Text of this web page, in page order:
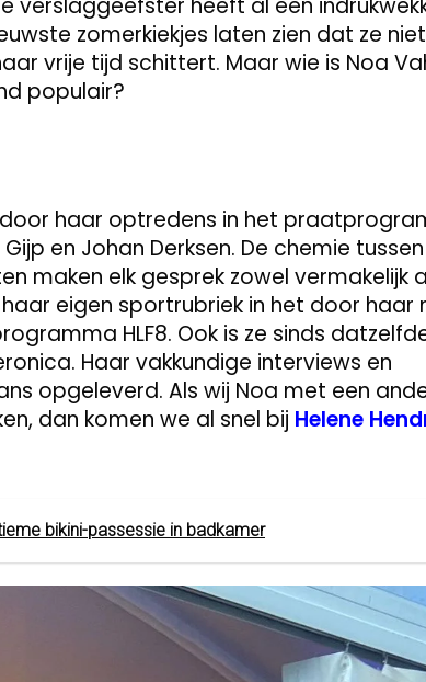
verslaggeefster heeft al een
zomerkiekjes laten zien dat ze niet
vrije tijd schittert. Maar wie is Noa
populair?
haar optredens in het
en Johan Derksen. De chemie
maken elk gesprek zowel vermakelijk
eigen sportrubriek in het door haar
HLF8. Ook is ze sinds
Haar vakkundige interviews en
opgeleverd. Als wij Noa met een
dan komen we al snel bij Helene
bikini-passessie in badkamer